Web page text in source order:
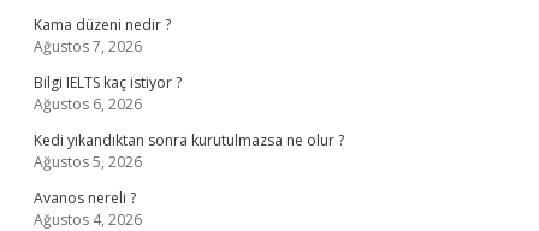
Kama düzeni nedir ?
Ağustos 7, 2026
Bilgi IELTS kaç istiyor ?
Ağustos 6, 2026
Kedi yıkandıktan sonra kurutulmazsa ne olur ?
Ağustos 5, 2026
Avanos nereli ?
Ağustos 4, 2026